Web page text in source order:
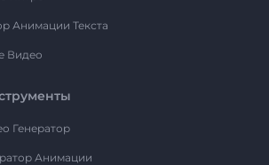
Анимации Текста
Видео
Генератор
Анимации